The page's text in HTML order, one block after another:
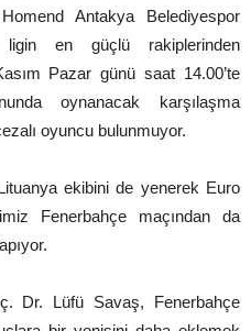
Antakya Belediyespor
en güçlü rakiplerinden
Pazar günü saat 14.00’te
oynanacak karşılaşma
oyuncu bulunmuyor.
ekibini de yenerek Euro
Fenerbahçe maçından da
Dr. Lüfü Savaş, Fenerbahçe